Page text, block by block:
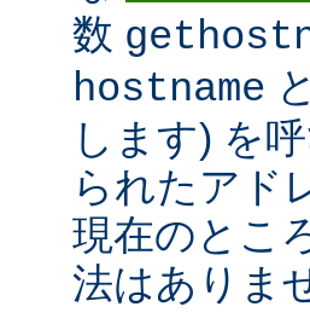
数
hostname
します) を
られたアド
現在のとこ
法はありま